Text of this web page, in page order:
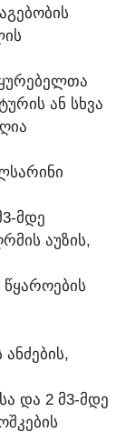
ᲐᲜ ᲡᲮᲕᲐ
ᲛᲓᲔ
ᲐᲣᲖᲘᲡ,
ᲓᲐ 2 Მ3-ᲛᲓᲔ